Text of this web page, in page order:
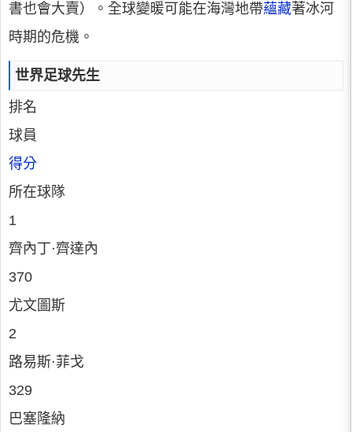
書也會大賣）。全球變暖可能在海灣地帶蘊藏著冰河
時期的危機。
世界足球先生
排名
球員
得分
所在球隊
1
齊內丁·齊達內
370
尤文圖斯
2
路易斯·菲戈
329
巴塞隆納